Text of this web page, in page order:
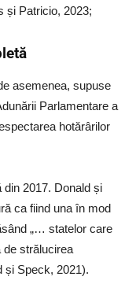
și Patricio, 2023;
asemenea, supuse
Parlamentare a
hotărârilor
2017. Donald și
ca fiind una în mod
„… statelor care
de strălucirea
și Speck, 2021).